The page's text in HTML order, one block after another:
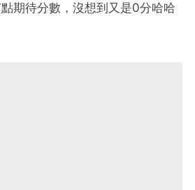
期待分數，沒想到又是0分哈哈